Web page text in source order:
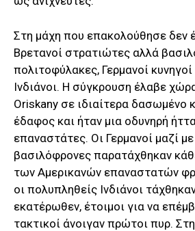
Στη μάχη που επακολούθησε δεν
Βρετανοί στρατιώτες αλλά
πολιτοφύλακες, Γερμανοί
Ινδιάνοι. Η σύγκρουση έλαβε
Oriskany σε ιδιαίτερα δασωμένο
έδαφος και ήταν μια οδυνηρή
επαναστάτες. Οι Γερμανοί μαζί
βασιλόφρονες παρατάχθηκαν
των Αμερικανών επαναστατών
οι πολυπληθείς Ινδιάνοι
εκατέρωθεν, έτοιμοι για να
τακτικοί άνοιγαν πρώτοι πυρ.